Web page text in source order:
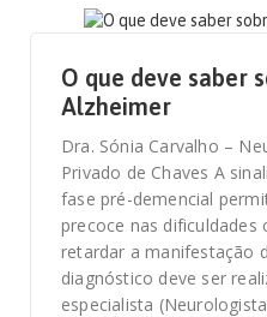
O que deve saber
Alzheimer
Dra. Sónia Carvalho –
Privado de Chaves A
fase pré-demencial
precoce nas dificuldades
retardar a manifestação
diagnóstico deve ser
especialista